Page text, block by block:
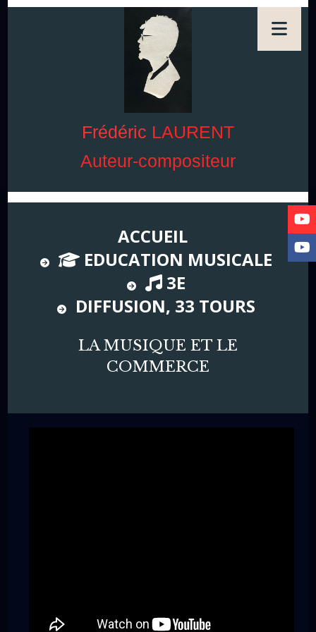
Frédéric LAURENT
Auteur-compositeur
ACCUEIL
EDUCATION MUSICALE
3E
DIFFUSION, 33 TOURS
LA MUSIQUE ET LE
COMMERCE